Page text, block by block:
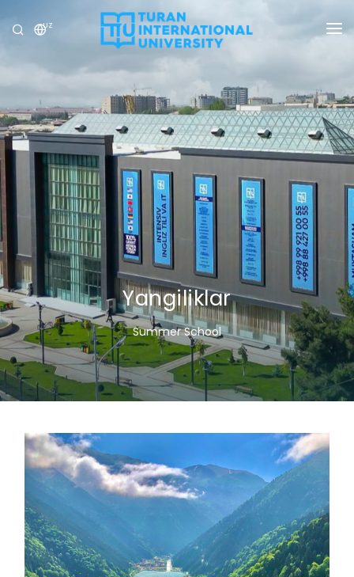
UZ
UNIVERSITET
DASTURLAR
QABUL
TADQIQOT
XALQARO ALOQALAR
YANGILIKLAR
OLIMPIADA
Yangiliklar
Summer School